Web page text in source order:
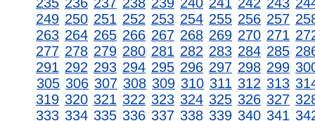
249 250 251 252 253 254 255 256 257
263 264 265 266 267 268 269 270 271
277 278 279 280 281 282 283 284 285
291 292 293 294 295 296 297 298 299
305 306 307 308 309 310 311 312 313
319 320 321 322 323 324 325 326 327
333 334 335 336 337 338 339 340 341